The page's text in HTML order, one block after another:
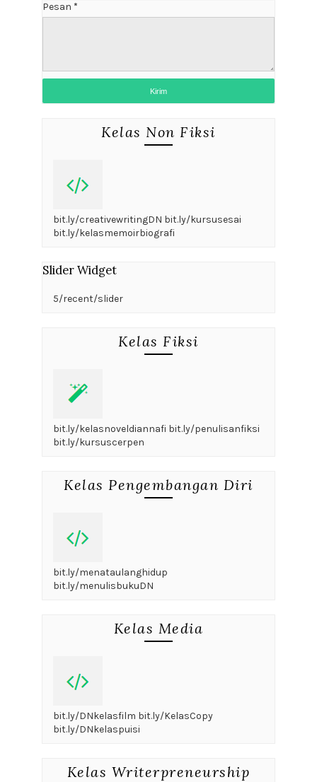
Pesan *
Kelas Non Fiksi
bit.ly/creativewritingDN bit.ly/kursusesai
bit.ly/kelasmemoirbiografi
Slider Widget
5/recent/slider
Kelas Fiksi
bit.ly/kelasnoveldiannafi bit.ly/penulisanfiksi
bit.ly/kursuscerpen
Kelas Pengembangan Diri
bit.ly/menataulanghidup
bit.ly/menulisbukuDN
Kelas Media
bit.ly/DNkelasfilm bit.ly/KelasCopy
bit.ly/DNkelaspuisi
Kelas Writerpreneurship